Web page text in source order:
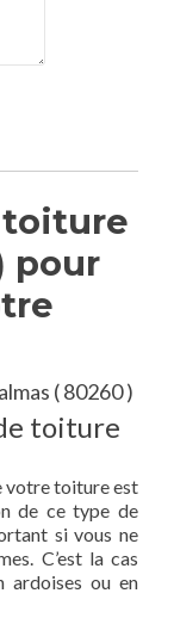
toiture
pour
( 80260 )
toiture
votre toiture est
de ce type de
si vous ne
C’est la cas
ardoises ou en